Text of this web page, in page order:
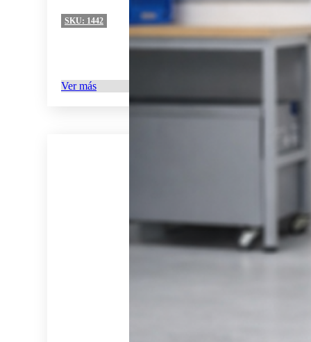
SKU: 1442
Ver más